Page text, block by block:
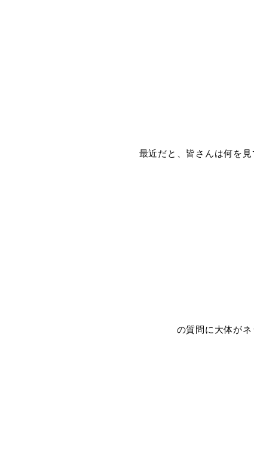
最近だと、皆さんは何を
の質問に大体がネ